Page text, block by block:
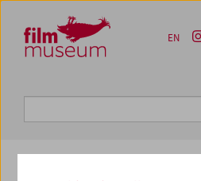
Zum Inhalt
Zum Hauptmenü
Zur Servicenavigation
Zum Suche
EN